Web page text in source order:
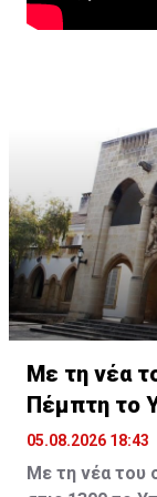
Με τη νέα
Πέμπτη το
05.08.2026 18:43
Με τη νέα του